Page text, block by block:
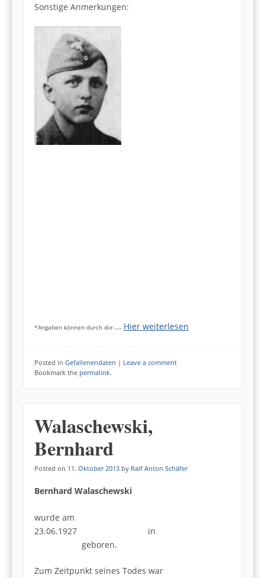
Sonstige Anmerkungen:
*Angaben können durch die … Hier weiterlesen
Posted in Gefallenendaten | Leave a comment
Bookmark the permalink.
Walaschewski,
Bernhard
Posted on 11. Oktober 2013 by Ralf Anton Schäfer
Bernhard Walaschewski
wurde am
23.06.1927 in
geboren.
Zum Zeitpunkt seines Todes war